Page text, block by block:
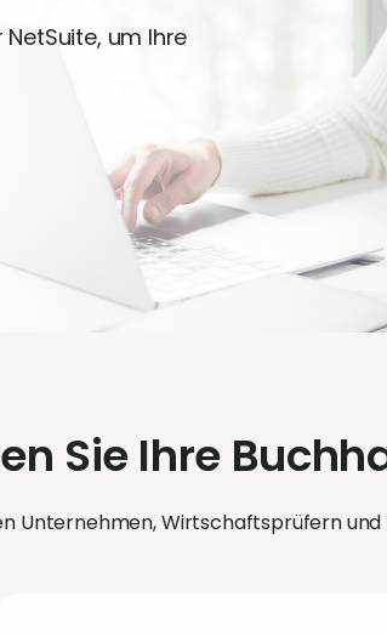
um Ihre
Sie Ihre
Unternehmen, Wirtschaftsprüfern